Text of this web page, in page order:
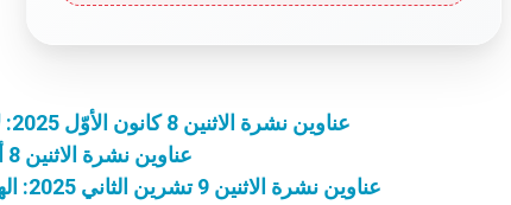
عناوين نشرة الاثنين 8 كانون الأوّل 2025: لا شيء مستحيل عند الله
عناوين نشرة الاثنين 8 أيلول 2025: لا أنا، بل الله
عناوين نشرة الاثنين 9 تشرين الثاني 2025: الهيكل الحقيقي هو المسيح